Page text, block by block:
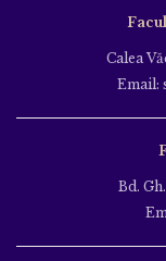
Calea
Email:
Bd.